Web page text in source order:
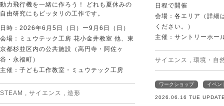
動力飛行機を一緒に作ろう！ どれも夏休みの
自由研究にもピッタリの工作です。
日時：2026年6月5日（日）ー9月6日（日）
会場：ミュウテック工房 花小金井教室 他、東
京都杉並区内の公共施設（高円寺・阿佐ヶ
谷・永福町）
主催：子ども工作教室・ミュウテック工房
STEAM サイエンス 造形
日程で開催
会場：各エリア（詳細
ください。）
主催：サントリーホー
サイエンス 環境・自
ワークショップ イベン
2026.06.16 TUE